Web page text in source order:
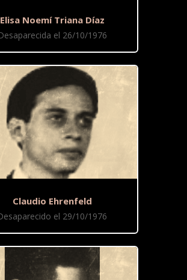
Elisa Noemí Triana Díaz
el 26/10/1976
Claudio Ehrenfeld
el 29/10/1976